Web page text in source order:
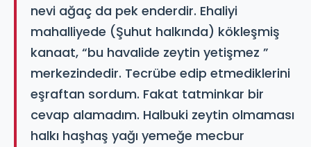
nevi ağaç da pek enderdir. Ehaliyi
mahalliyede (Şuhut halkında) kökleşmiş
kanaat, “bu havalide zeytin yetişmez ”
merkezindedir. Tecrübe edip etmediklerini
eşraftan sordum. Fakat tatminkar bir
cevap alamadım. Halbuki zeytin olmaması
halkı haşhaş yağı yemeğe mecbur